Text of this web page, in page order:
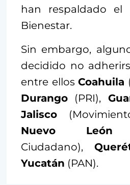
han respaldado el
Bienestar.
Sin embargo,
decidido no
entre ellosCoahuila
Durango (PRI),
Jalisco
Nuevo León
Ciudadano),
Yucatán (PAN).